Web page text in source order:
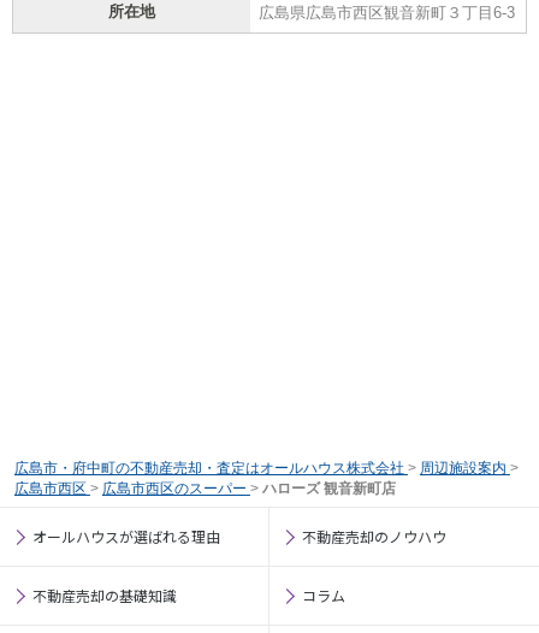
所在地 広島県広島市西区観音新町３丁目6-3
広島市・府中町の不動産売却・査定はオールハウス株式会社 > 周辺施設案内 >
広島市西区 > 広島市西区のスーパー > ハローズ 観音新町店
オールハウスが選ばれる理由 不動産売却のノウハウ
不動産売却の基礎知識 コラム